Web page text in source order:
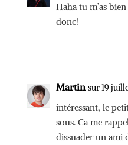
Haha tu m’as
donc!
Martin sur 19
intéressant, le
sous. Ca me
dissuader un ami